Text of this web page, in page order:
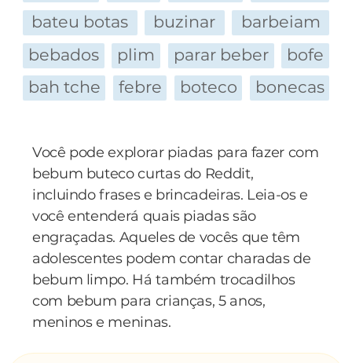
bateu botas
buzinar
barbeiam
bebados
plim parar beber
bofe
bah tche
febre boteco bonecas
Você pode explorar piadas para fazer com
bebum buteco curtas do Reddit,
incluindo frases e brincadeiras. Leia-os e
você entenderá quais piadas são
engraçadas. Aqueles de vocês que têm
adolescentes podem contar charadas de
bebum limpo. Há também trocadilhos
com bebum para crianças, 5 anos,
meninos e meninas.